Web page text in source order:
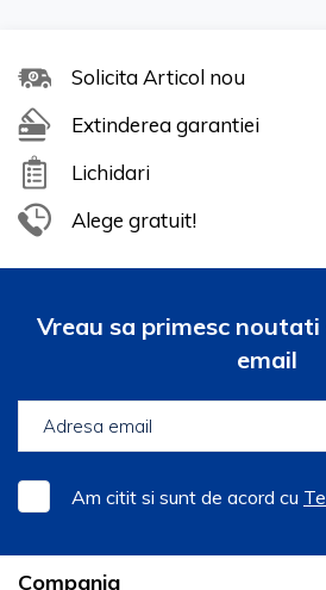
Solicita Articol nou
Extinderea garantiei
Lichidari
Alege gratuit!
Vreau sa primesc
email
Am citit si sunt de acord cu
Compania